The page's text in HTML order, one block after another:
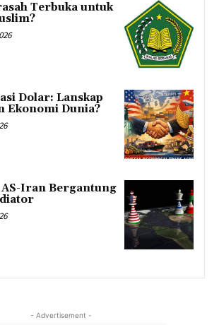
Terbuka untuk
Dolar: Lanskap
Ekonomi Dunia?
AS-Iran Bergantung
- Advertisement -